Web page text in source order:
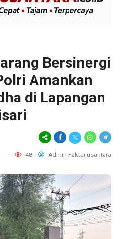
Bersinergi
Amankan
di Lapangan
48 Admin Faktanusantara